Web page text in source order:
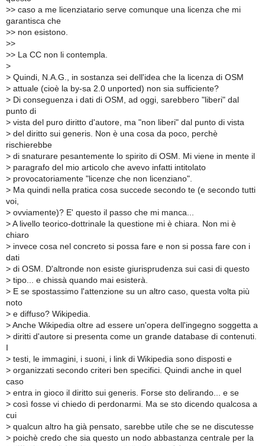
>> caso a me licenziatario serve comunque una licenza che mi
garantisca che
>> non esistono.
>>
>> La CC non li contempla.
>
> Quindi, N.A.G., in sostanza sei dell'idea che la licenza di OSM
> attuale (cioè la by-sa 2.0 unported) non sia sufficiente?
> Di conseguenza i dati di OSM, ad oggi, sarebbero "liberi" dal
punto di
> vista del puro diritto d'autore, ma "non liberi" dal punto di vista
> del diritto sui generis. Non è una cosa da poco, perchè
rischierebbe
> di snaturare pesantemente lo spirito di OSM. Mi viene in mente il
> paragrafo del mio articolo che avevo infatti intitolato
> provocatoriamente "licenze che non licenziano".
> Ma quindi nella pratica cosa succede secondo te (e secondo tutti
voi,
> ovviamente)? E' questo il passo che mi manca...
> A livello teorico-dottrinale la questione mi è chiara. Non mi è
chiaro
> invece cosa nel concreto si possa fare e non si possa fare con i
dati
> di OSM. D'altronde non esiste giurisprudenza sui casi di questo
> tipo... e chissà quando mai esisterà.
> E se spostassimo l'attenzione su un altro caso, questa volta più
noto
> e diffuso? Wikipedia.
> Anche Wikipedia oltre ad essere un'opera dell'ingegno soggetta a
> diritti d'autore si presenta come un grande database di contenuti.
I
> testi, le immagini, i suoni, i link di Wikipedia sono disposti e
> organizzati secondo criteri ben specifici. Quindi anche in quel
caso
> entra in gioco il diritto sui generis. Forse sto delirando... e se
> così fosse vi chiedo di perdonarmi. Ma se sto dicendo qualcosa a
cui
> qualcun altro ha già pensato, sarebbe utile che se ne discutesse
> poichè credo che sia questo un nodo abbastanza centrale per la